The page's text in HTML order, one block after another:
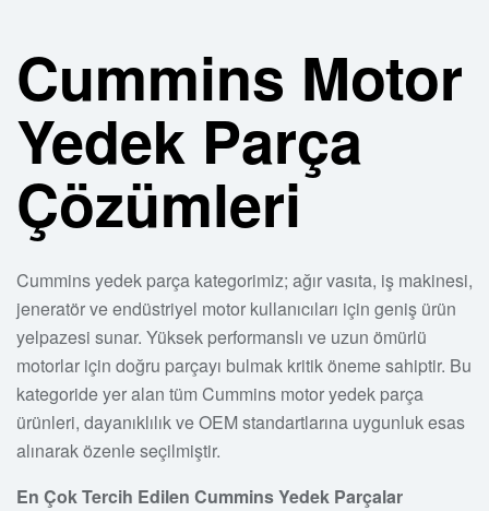
Cummins Motor
Yedek Parça
Çözümleri
Cummins yedek parça kategorimiz; ağır vasıta, iş makinesi,
jeneratör ve endüstriyel motor kullanıcıları için geniş ürün
yelpazesi sunar. Yüksek performanslı ve uzun ömürlü
motorlar için doğru parçayı bulmak kritik öneme sahiptir. Bu
kategoride yer alan tüm Cummins motor yedek parça
ürünleri, dayanıklılık ve OEM standartlarına uygunluk esas
alınarak özenle seçilmiştir.
En Çok Tercih Edilen Cummins Yedek Parçalar